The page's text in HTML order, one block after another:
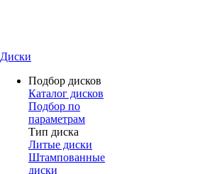
Диски
Подбор дисков
Каталог дисков
Подбор по
параметрам
Тип диска
Литые диски
Штампованные
диски